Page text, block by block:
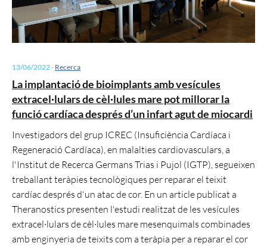
13/06/2022- Recerca
La implantació de bioimplants amb vesícules
extracel·lulars de cèl·lules mare pot millorar la
funció cardíaca després d’un infart agut de miocardi
Investigadors del grup ICREC (Insuficiència Cardíaca i
Regeneració Cardíaca), en malalties cardiovasculars, a
l'Institut de Recerca Germans Trias i Pujol (IGTP), segueixen
treballant teràpies tecnològiques per reparar el teixit
cardíac després d'un atac de cor. En un article publicat a
Theranostics presenten l'estudi realitzat de les vesícules
extracel·lulars de cèl·lules mare mesenquimals combinades
amb enginyeria de teixits com a teràpia per a reparar el cor